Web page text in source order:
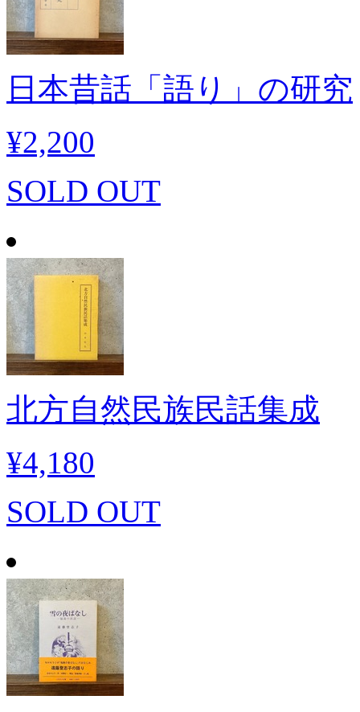
日本昔話「語り」の研究
¥2,200
SOLD OUT
北方自然民族民話集成
¥4,180
SOLD OUT